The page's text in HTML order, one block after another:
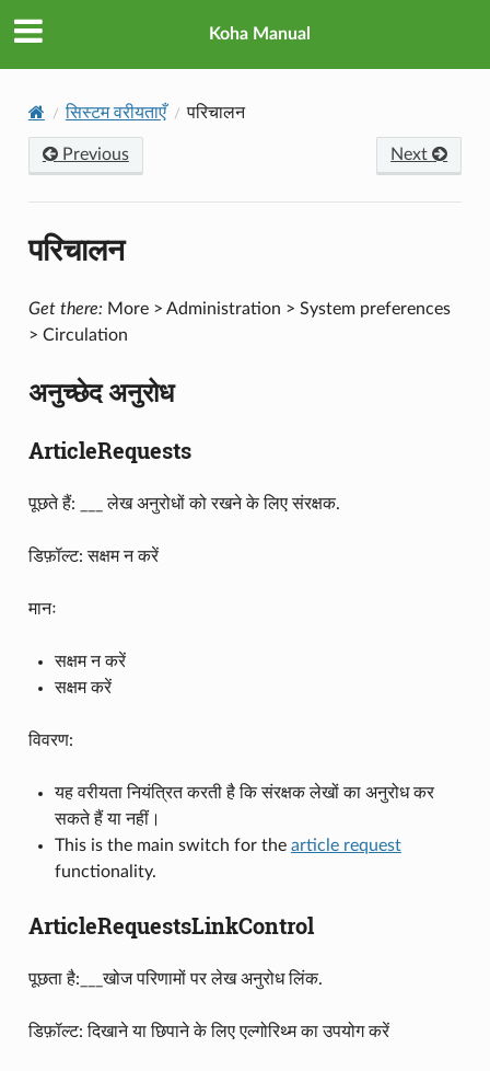
Koha Manual
सिस्टम वरीयताएँ परिचालन
Previous Next
परिचालन
Get there:More > Administration > System preferences
> Circulation
अनुच्छेद अनुरोध
ArticleRequests
पूछते हैं: ___ लेख अनुरोधों को रखने के लिए संरक्षक.
डिफ़ॉल्ट: सक्षम न करें
मानः
सक्षम न करें
सक्षम करें
विवरण:
यह वरीयता नियंत्रित करती है कि संरक्षक लेखों का अनुरोध कर
सकते हैं या नहीं।
This is the main switch for the article request
functionality.
ArticleRequestsLinkControl
पूछता है:___खोज परिणामों पर लेख अनुरोध लिंक.
डिफ़ॉल्ट: दिखाने या छिपाने के लिए एल्गोरिथ्म का उपयोग करें